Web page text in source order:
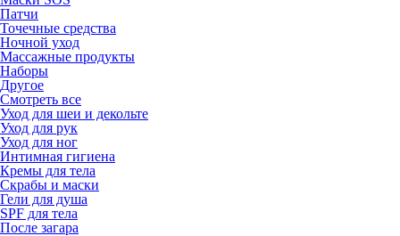
Патчи
Точечные средства
Ночной уход
Массажные продукты
Наборы
Другое
Смотреть все
Уход для шеи и декольте
Уход для рук
Уход для ног
Интимная гигиена
Кремы для тела
Скрабы и маски
Гели для душа
SPF для тела
После загара